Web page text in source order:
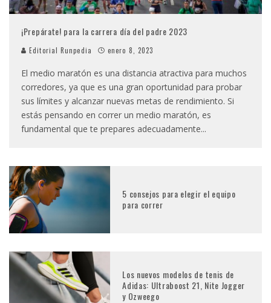
¡Prepárate! para la carrera día del padre 2023
Editorial Runpedia enero 8, 2023
El medio maratón es una distancia atractiva para muchos
corredores, ya que es una gran oportunidad para probar
sus límites y alcanzar nuevas metas de rendimiento. Si
estás pensando en correr un medio maratón, es
fundamental que te prepares adecuadamente...
5 consejos para elegir el equipo
para correr
Los nuevos modelos de tenis de
Adidas: Ultraboost 21, Nite Jogger
y Ozweego